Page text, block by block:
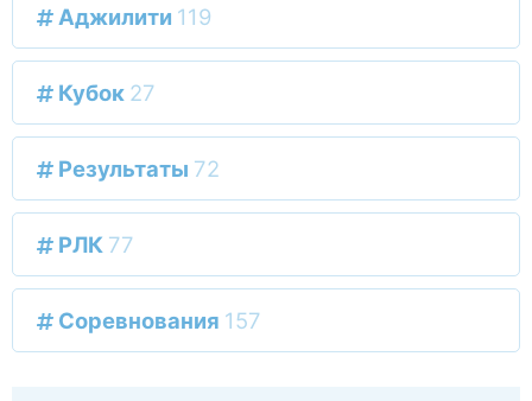
Аджилити 119
Кубок 27
Результаты 72
РЛК 77
Соревнования 157